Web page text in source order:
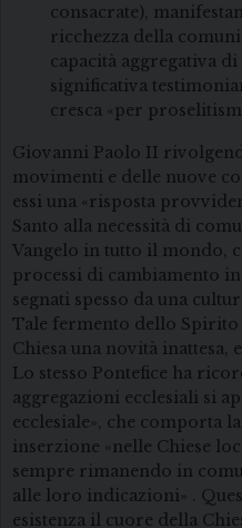
consacrate),
ricchezza della
capacità aggregativa
significativa
cresca «per
Giovanni Paolo II
movimenti e delle nuove
essi una «risposta
Santo alla necessità di
Vangelo in tutto il mondo,
processi di cambiamento
segnati spesso da una
Tale fermento dello Spirito
Chiesa una novità
Lo stesso Pontefice ha
aggregazioni ecclesiali si
ecclesiale», che comporta
inserzione «nelle Chiese
sempre rimanendo in
alle loro indicazioni» .
esistenza il cuore della